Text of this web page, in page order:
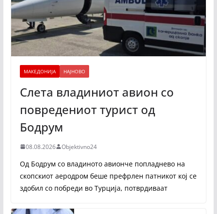
МАКЕДОНИЈА НАЈНОВО
Слета владиниот авион со
повредениот турист од
Бодрум
08.08.2026 Objektivno24
Од Бодрум со владиното авионче попладнево на
скопскиот аеродром беше префрлен патникот кој се
здобил со побреди во Турција, потврдиваат